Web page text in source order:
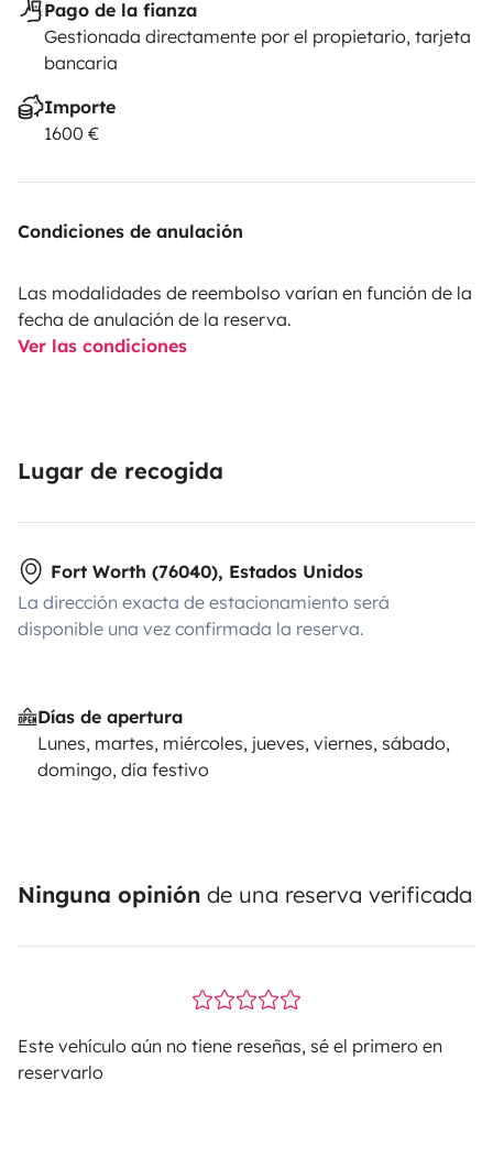
Pago de la fianza
Gestionada directamente por el propietario, tarjeta
bancaria
Importe
1600 €
Condiciones de anulación
Las modalidades de reembolso varían en función de la
fecha de anulación de la reserva.
Ver las condiciones
Lugar de recogida
Fort Worth (76040), Estados Unidos
La dirección exacta de estacionamiento será
disponible una vez confirmada la reserva.
Días de apertura
Lunes, martes, miércoles, jueves, viernes, sábado,
domingo, día festivo
Ninguna opinión de una reserva verificada
Este vehículo aún no tiene reseñas, sé el primero en
reservarlo